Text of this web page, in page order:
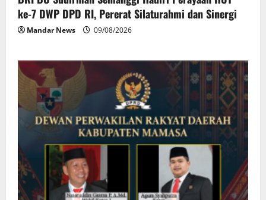
ke-7 DWP DPD RI, Pererat Silaturahmi dan Sinergi
Mandar News 09/08/2026